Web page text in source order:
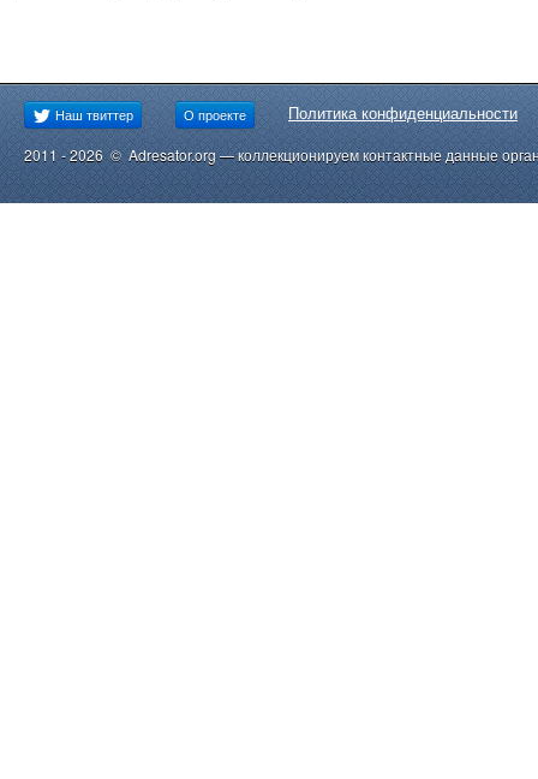
Наш твиттер О проекте Политика конфиденциальности
2011 - 2026 © Adresator.org — коллекционируем контактные данные